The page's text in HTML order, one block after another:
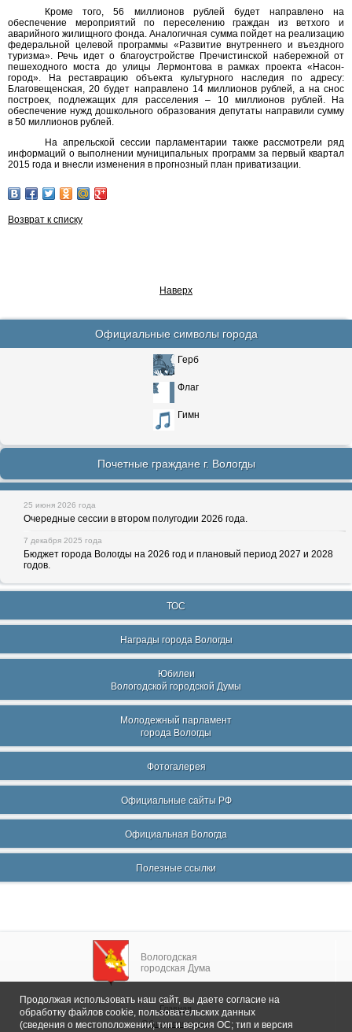
Кроме того, 56 миллионов рублей будет направлено на
обеспечение мероприятий по переселению граждан из ветхого и
аварийного жилищного фонда. Аналогичная сумма пойдет на реализацию
федеральной целевой программы «Развитие внутреннего и въездного
туризма». Речь идет о благоустройстве Пречистинской набережной от
пешеходного моста до улицы Лермонтова в рамках проекта «Насон-
город». На реставрацию объекта культурного наследия по адресу:
Благовещенская, 20 будет направлено 14 миллионов рублей, а на снос
построек, подлежащих для расселения – 10 миллионов рублей. На
обеспечение нужд дошкольного образования депутаты направили сумму
в 50 миллионов рублей.
На апрельской сессии парламентарии также рассмотрели ряд
информаций о выполнении муниципальных программ за первый квартал
2015 года и внесли изменения в прогнозный план приватизации.
Возврат к списку
Наверх
Официальные символы города
Герб
Флаг
Гимн
Почетные граждане г. Вологды
25 июня 2026 года
Очередные сессии в втором полугодии 2026 года.
7 декабря 2025 года
Бюджет города Вологды на 2026 год и плановый период 2027 и 2028
годов.
ТОС
Награды города Вологды
Юбилеи
Вологодской городской Думы
Молодежный парламент
города Вологды
Фотогалерея
Официальные сайты РФ
Официальная Вологда
Полезные ссылки
Вологодская
городская Дума
Главная
Общие сведения
Продолжая использовать наш сайт, вы даете согласие на
обработку файлов cookie, пользовательских данных
(сведения о местоположении; тип и версия ОС; тип и версия